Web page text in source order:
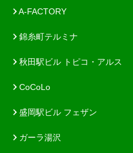
A-FACTORY
錦糸町テルミナ
秋田駅ビル トピコ・アルス
CoCoLo
盛岡駅ビル フェザン
ガーラ湯沢